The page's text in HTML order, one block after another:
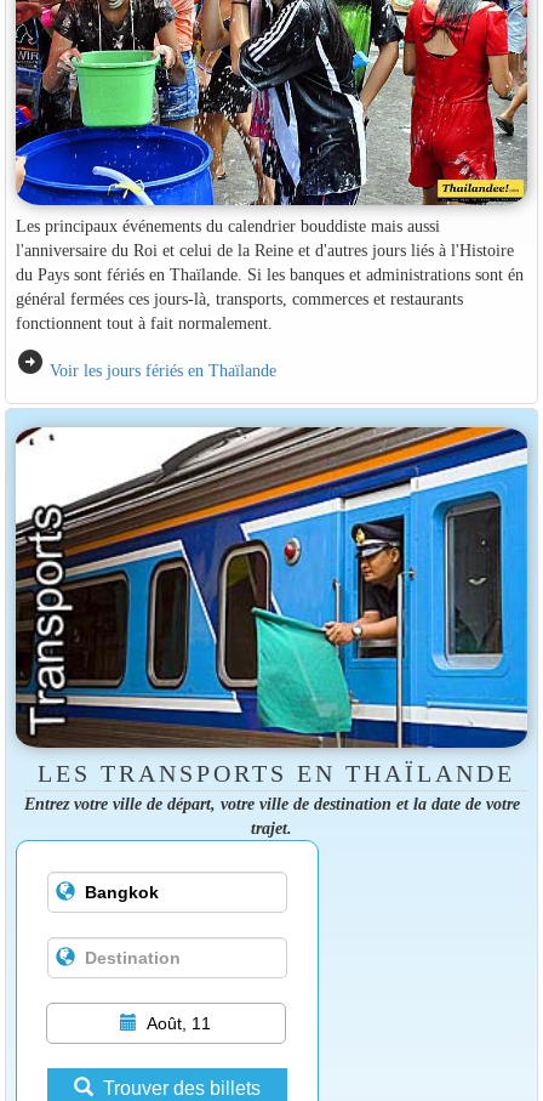
Les principaux événements du calendrier bouddiste mais aussi
l'anniversaire du Roi et celui de la Reine et d'autres jours liés à l'Histoire
du Pays sont fériés en Thaïlande. Si les banques et administrations sont én
général fermées ces jours-là, transports, commerces et restaurants
fonctionnent tout à fait normalement.
arrow_circle_right Voir les jours fériés en Thaïlande
LES TRANSPORTS EN THAÏLANDE
Entrez votre ville de départ, votre ville de destination et la date de votre
trajet.
Août, 11
Trouver des billets